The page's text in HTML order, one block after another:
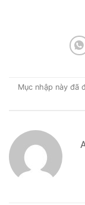
Mục nhập này đã